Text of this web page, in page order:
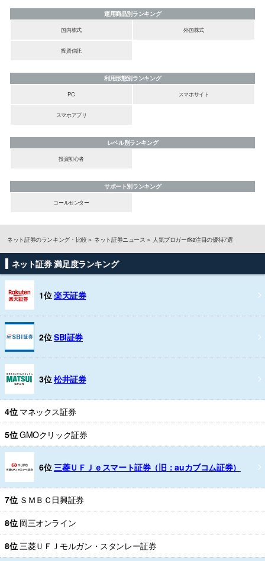
運用商品別ランキング
国内株式
外国株式
投資信託
利用形態別ランキング
PC
スマホサイト
スマホアプリ
レベル別ランキング
投資初心者
サポート別ランキング
コールセンター
ネット証券のランキング・比較 ネット証券ニュース 人気ブロガーrika注目の優待7選
ネット証券 満足度ランキング
1位楽天証券
2位SBI証券
3位松井証券
4位 マネックス証券
5位GMOクリック証券
6位 三菱ＵＦＪｅスマート証券（旧：auカブコム証券）
7位 ＳＭＢＣ日興証券
8位 岡三オンライン
8位 三菱ＵＦＪモルガン・スタンレー証券